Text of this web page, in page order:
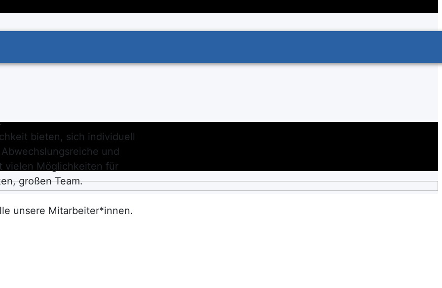
bieten, sich individuell
und
vielen Möglichkeiten für
großen Team.
unsere Mitarbeiter*innen.